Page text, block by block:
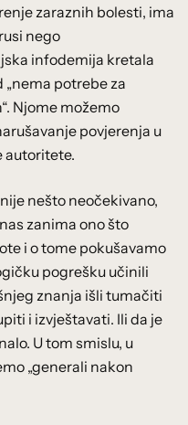
zaraznih bolesti, ima
nego
infodemija kretala
„nema potrebe za
Njome možemo
povjerenja u
autoritete.
nešto neočekivano,
zanima ono što
i o tome pokušavamo
pogrešku učinili
znanja išli tumačiti
i izvještavati. Ili da je
U tom smislu, u
„generali nakon